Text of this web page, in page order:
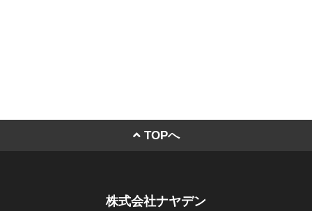
TOPへ
株式会社ナヤデン